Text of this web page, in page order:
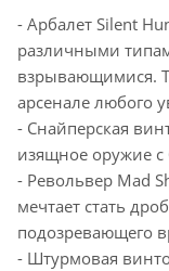
- Арбалет Silent
различными
взрывающимися.
арсенале любого
- Снайперская
изящное оружие с
- Револьвер Mad
мечтает стать
подозревающего
- Штурмовая